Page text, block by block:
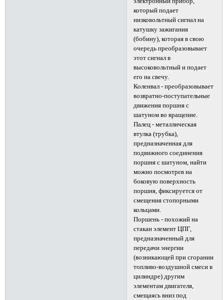
который подает
низковольтный сигнал на
катушку зажигания
(бобину), которая в свою
очередь преобразовывает
этот сигнал в
высоковольтный и подает
его на свечу.
Коленвал - преобразовывает
возвратно-поступательные
движения поршня с
шатуном во вращение.
Палец - металлическая
втулка (трубка),
предназначенная для
подвижного соединения
поршня с шатуном, найти
можно посмотрев на
боковую поверхность
поршня, фиксируется от
смещения стопорными
кольцами.
Поршень - похожий на
стакан элемент ЦПГ,
предназначенный для
передачи энергии
(возникающей при сгорании
топливо-воздушной смеси в
цилиндре) другим
элементам двигателя,
смещаясь вниз под